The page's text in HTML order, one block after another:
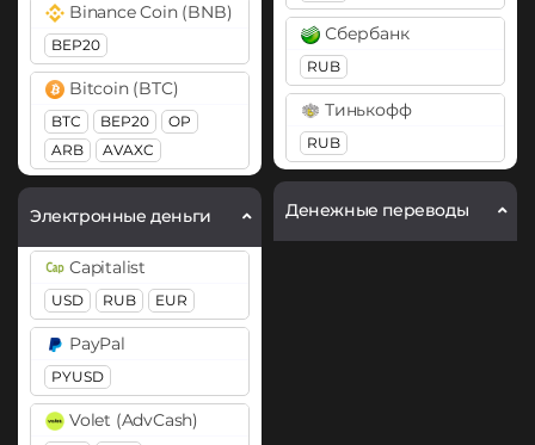
Binance Coin (BNB)
BEP20
Bitcoin (BTC)
BTC BEP20
OP
ARB
AVAXC
Cosmos (ATOM)
DASH
Dogecoin (DOGE)
DOGE
Ethereum (ETH)
Электронные деньги
Capitalist
USD RUB EUR
PayPal
PYUSD
Volet (AdvCash)
Сбербанк
RUB
Тинькофф
RUB
Денежные переводы